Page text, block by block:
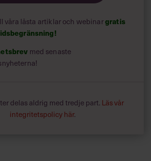
våra låsta artiklar och webinargratis
med senaste
delas aldrig med tredje part. Läs vår
integritetspolicy här.